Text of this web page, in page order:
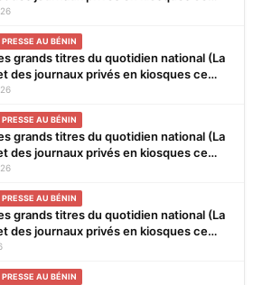
Août 2026
AU BÉNIN
grands titres du quotidien national (La
des journaux privés en kiosques ce
2026
AU BÉNIN
grands titres du quotidien national (La
des journaux privés en kiosques ce
2026
AU BÉNIN
grands titres du quotidien national (La
des journaux privés en kiosques ce
Juillet 2026
AU BÉNIN